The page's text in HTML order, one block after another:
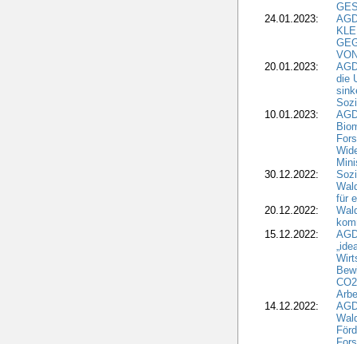
24.01.2023:
20.01.2023:
die
10.01.2023:
30.12.2022:
für
20.12.2022:
15.12.2022:
14.12.2022: